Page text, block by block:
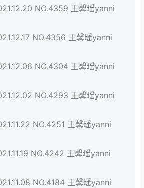
NO.4359 王馨瑶yanni
NO.4356 王馨瑶yanni
NO.4304 王馨瑶yanni
NO.4293 王馨瑶yanni
NO.4251 王馨瑶yanni
NO.4242 王馨瑶yanni
NO.4184 王馨瑶yanni